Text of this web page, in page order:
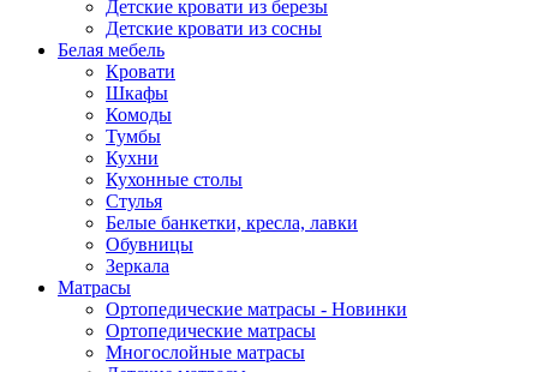
Детские кровати из березы
Детские кровати из сосны
Белая мебель
Кровати
Шкафы
Комоды
Тумбы
Кухни
Кухонные столы
Стулья
Белые банкетки, кресла, лавки
Обувницы
Зеркала
Матрасы
Ортопедические матрасы - Новинки
Ортопедические матрасы
Многослойные матрасы